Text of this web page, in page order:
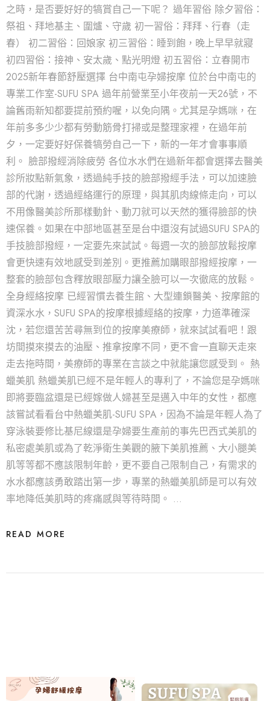
之時，是否要好好的犒賞自己一下呢？ 過年習俗 除夕習俗：
祭祖、拜地基主、圍爐、守歲 初一習俗：拜拜、行春（走
春） 初二習俗：回娘家 初三習俗：睡到飽，晚上早早就寢
初四習俗：接神、安太歲、點光明燈 初五習俗：立春開市
2025新年春節舒壓選擇 台中南屯孕婦按摩 位於台中南屯的
專業工作室-SUFU SPA 過年前營業至小年夜前一天26號，不
論舊雨新知都要提前預約喔，以免向隅。尤其是孕媽咪，在
年前多多少少都有勞動筋骨打掃或是整理家裡，在過年前
夕，一定要好好保養犒勞自己一下，新的一年才會事事順
利。 臉部撥經消除疲勞 各位水水們在過新年都會選擇去醫美
診所妝點新氣象，透過純手技的臉部撥經手法，可以加速臉
部的代謝，透過經絡運行的原理，與其肌肉線條走向，可以
不用像醫美診所那樣動針、動刀就可以天然的獲得臉部的快
速保養。如果在中部地區甚至是台中還沒有試過SUFU SPA的
手技臉部撥經，一定要先來試試。每週一次的臉部放鬆按摩
會更快速有效地感受到差別。更推薦加購眼部撥經按摩，一
整套的臉部包含釋放眼部壓力讓全臉可以一次徹底的放鬆。
全身經絡按摩 已經習慣去養生館、大型連鎖醫美、按摩館的
資深水水，SUFU SPA的按摩根據經絡的按摩，力道準確深
沈，若您還苦苦尋無到位的按摩美療師，就來試試看吧！跟
坊間摸來摸去的油壓、推拿按摩不同，更不會一直聊天走來
走去拖時間，美療師的專業在言談之中就能讓您感受到。 熱
蠟美肌 熱蠟美肌已經不是年輕人的專利了，不論您是孕媽咪
即將要臨盆還是已經嫁做人婦甚至是邁入中年的女性，都應
該嘗試看看台中熱蠟美肌-SUFU SPA，因為不論是年輕人為了
穿泳裝要修比基尼線還是孕婦要生產前的事先巴西式美肌的
私密處美肌或為了乾淨衛生美觀的腋下美肌推薦、大小腿美
肌等等都不應該限制年齡，更不要自己限制自己，有需求的
水水都應該勇敢踏出第一步，專業的熱蠟美肌師是可以有效
率地降低美肌時的疼痛感與等待時間。 …
READ MORE